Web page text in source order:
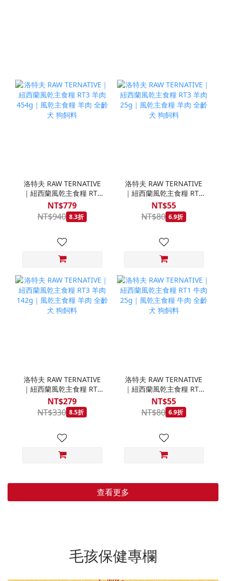
洛特夫 RAW TERNATIVE
｜紐西蘭風乾主食糧 RT3
羊肉 454g｜風乾主食糧
羊肉 全齡犬 狗飼料
NT$779
NT$940 8.3折
洛特夫 RAW TERNATIVE
｜紐西蘭風乾主食糧 RT3
羊肉 25g｜風乾主食糧 羊
肉 全齡犬 狗飼料
NT$55
NT$80 6.9折
洛特夫 RAW TERNATIVE
｜紐西蘭風乾主食糧 RT3
羊肉 142g｜風乾主食糧
羊肉 全齡犬 狗飼料
NT$279
NT$330 8.5折
洛特夫 RAW TERNATIVE
｜紐西蘭風乾主食糧 RT1
牛肉 25g｜風乾主食糧 牛
肉 全齡犬 狗飼料
NT$55
NT$80 6.9折
查看更多
毛孩保健專欄